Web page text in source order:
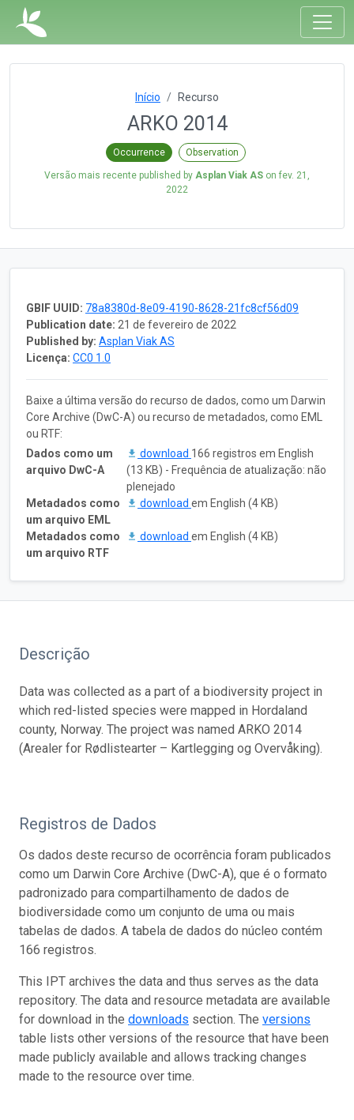
Início Recurso
ARKO 2014
Occurrence Observation
Versão mais recente published by Asplan Viak AS on fev. 21,
2022
GBIF UUID: 78a8380d-8e09-4190-8628-21fc8cf56d09
Publication date: 21 de fevereiro de 2022
Published by: Asplan Viak AS
Licença: CC0 1.0
Baixe a última versão do recurso de dados, como um Darwin
Core Archive (DwC-A) ou recurso de metadados, como EML
ou RTF:
Dados como um
arquivo DwC-A
download 166 registros em English
(13 KB) - Frequência de atualização: não
plenejado
Metadados como
um arquivo EML
download em English (4 KB)
Metadados como
um arquivo RTF
download em English (4 KB)
Descrição
Data was collected as a part of a biodiversity project in
which red-listed species were mapped in Hordaland
county, Norway. The project was named ARKO 2014
(Arealer for Rødlistearter – Kartlegging og Overvåking).
Registros de Dados
Os dados deste recurso de ocorrência foram publicados
como um Darwin Core Archive (DwC-A), que é o formato
padronizado para compartilhamento de dados de
biodiversidade como um conjunto de uma ou mais
tabelas de dados. A tabela de dados do núcleo contém
166 registros.
This IPT archives the data and thus serves as the data
repository. The data and resource metadata are available
for download in the downloads section. The versions
table lists other versions of the resource that have been
made publicly available and allows tracking changes
made to the resource over time.